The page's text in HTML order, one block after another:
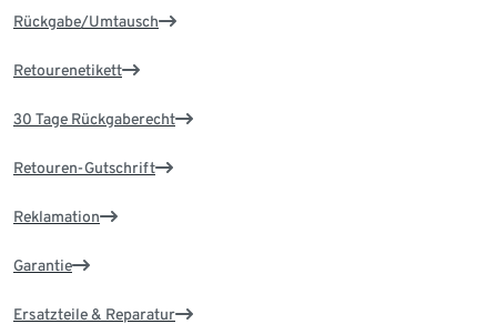
Rückgabe/Umtausch
Retourenetikett
30 Tage Rückgaberecht
Retouren-Gutschrift
Reklamation
Garantie
Ersatzteile & Reparatur